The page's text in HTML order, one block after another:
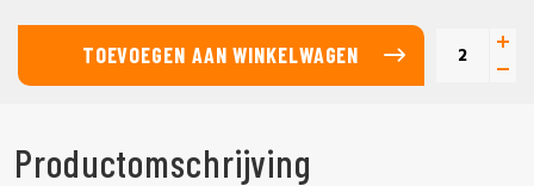
TOEVOEGEN AAN WINKELWAGEN
Productomschrijving